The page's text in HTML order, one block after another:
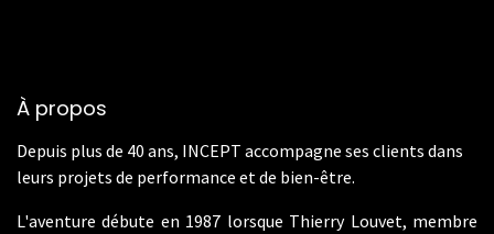
À propos
Depuis plus de 40 ans, INCEPT accompagne ses clients dans
leurs projets de performance et de bien-être.
L'aventure débute en 1987 lorsque Thierry Louvet, membre